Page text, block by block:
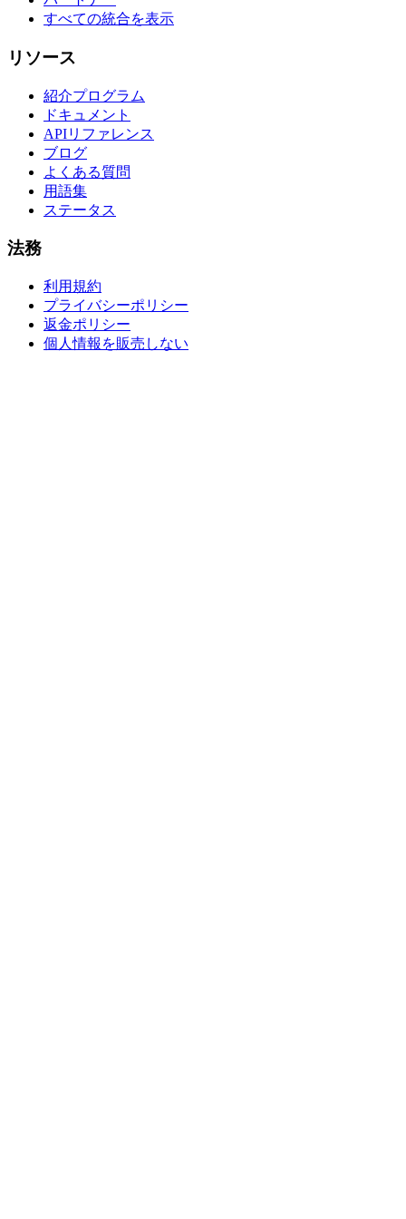
すべての統合を表示
リソース
紹介プログラム
ドキュメント
APIリファレンス
ブログ
よくある質問
用語集
ステータス
法務
利用規約
プライバシーポリシー
返金ポリシー
個人情報を販売しない